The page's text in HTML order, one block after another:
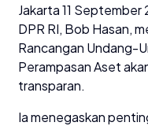
Jakarta 11
DPR RI, Bob Hasan,
Rancangan Undang-
Perampasan Aset
transparan.
Ia menegaskan